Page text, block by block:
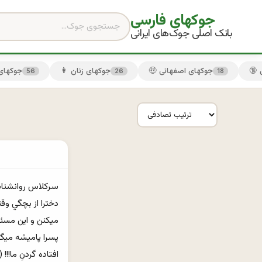
جوکهای فارسی
بانک اصلی جوک‌های ایرانی
😏 56 👩 جوکهای زنان 26 🤑 جوکهای اصفهانی 18
افتاده گردنِ